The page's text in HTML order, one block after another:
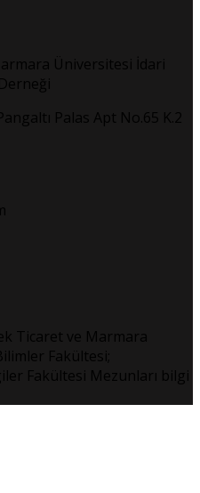
Üniversitesi İdari
Palas Apt No.65 K.2
Ticaret ve Marmara
Fakültesi;
Fakültesi Mezunları bilgi